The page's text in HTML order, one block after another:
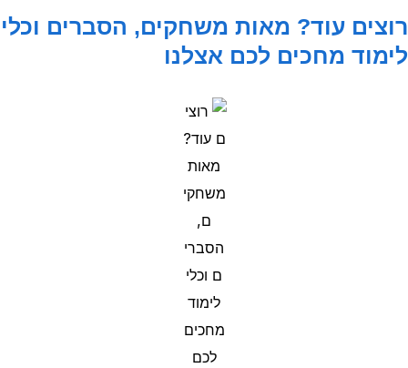
רוצים עוד? מאות משחקים, הסברים וכלי
לימוד מחכים לכם אצלנו